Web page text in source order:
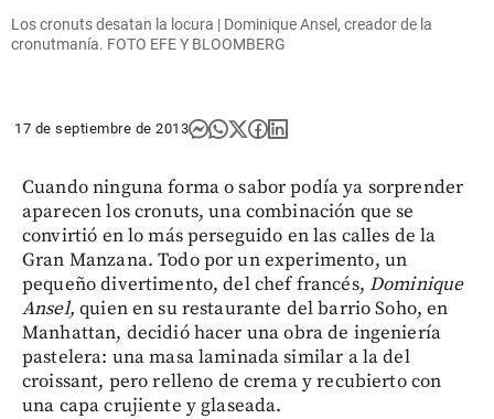
Los cronuts desatan la locura | Dominique Ansel, creador de la
cronutmanía. FOTO EFE Y BLOOMBERG
17 de septiembre de 2013
Cuando ninguna forma o sabor podía ya sorprender
aparecen los cronuts, una combinación que se
convirtió en lo más perseguido en las calles de la
Gran Manzana. Todo por un experimento, un
pequeño divertimento, del chef francés, Dominique
Ansel,quien en surestaurante del barrio Soho, en
Manhattan, decidióhacer una obra de ingeniería
pastelera: una masa laminada similar a la del
croissant, pero relleno de crema y recubierto con
una capa crujiente y glaseada.